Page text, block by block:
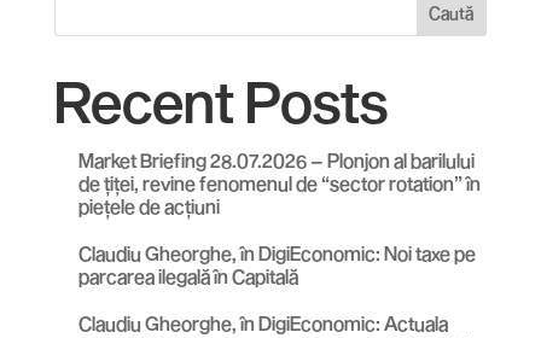
Caută
Recent Posts
Market Briefing 28.07.2026 – Plonjon al barilului
de țiței, revine fenomenul de “sector rotation” în
piețele de acțiuni
Claudiu Gheorghe, în DigiEconomic: Noi taxe pe
parcarea ilegală în Capitală
Claudiu Gheorghe, în DigiEconomic: Actuala